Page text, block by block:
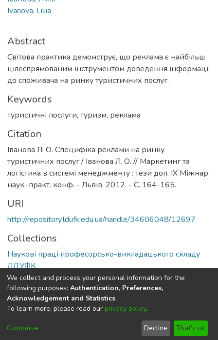
Ivanova, Liliia
Abstract
Світова практика демонструє, що реклама є найбільш
цілеспрямованим інструментом доведення інформації
до споживача на ринку туристичних послуг.
Keywords
туристичні послуги, туризм, реклама
Citation
Іванова Л. О. Специфіка реклами на ринку
туристичних послуг / Іванова Л. О. // Маркетинг та
логістика в системі менеджменту : тези доп. ІХ Міжнар.
наук.-практ. конф. - Львів, 2012. - С. 164-165.
URI
http://repository.ldufk.edu.ua/handle/34606048/12697
Collections
Наукові праці професорсько-викладацького складу
ЛДУФК
Full item page
DSpace softwarecopyright © 2002-2026
Cookie
End User
Agreement
Send
Feedback
We collect and process your personal information for the
following purposes: Authentication, Preferences,
Acknowledgement and Statistics.
To learn more, please read our privacy policy.
Customize Decline That's ok